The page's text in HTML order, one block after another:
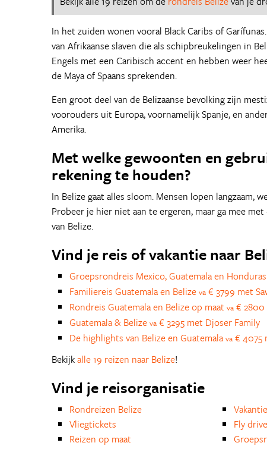
In het zuiden wonen vooral Black Caribs of
van Afrikaanse slaven die als schipbreukelingen in
Engels met een Caribisch accent en hebben weer
de Maya of Spaans sprekenden.
Een groot deel van de Belizaanse bevolking zijn
voorouders uit Europa, voornamelijk Spanje, en
Amerika.
Met welke gewoonten en
rekening te houden?
In Belize gaat alles sloom. Mensen lopen langzaam,
Probeer je hier niet aan te ergeren, maar ga mee
van Belize.
Vind je reis of vakantie naar
Groepsrondreis Mexico, Guatemala en Honduras
Familiereis Guatemala en Belize va € 3799 met
Rondreis Guatemala en Belize op maat va € 2800
Guatemala & Belize va € 3295 met Djoser Family
De highlights van Belize en Guatemala va € 4075
Bekijkalle 19 reizen naar Belize!
Vind je reisorganisatie
Rondreizen Belize
Vliegtickets
Reizen op maat
Vakantie
Fly